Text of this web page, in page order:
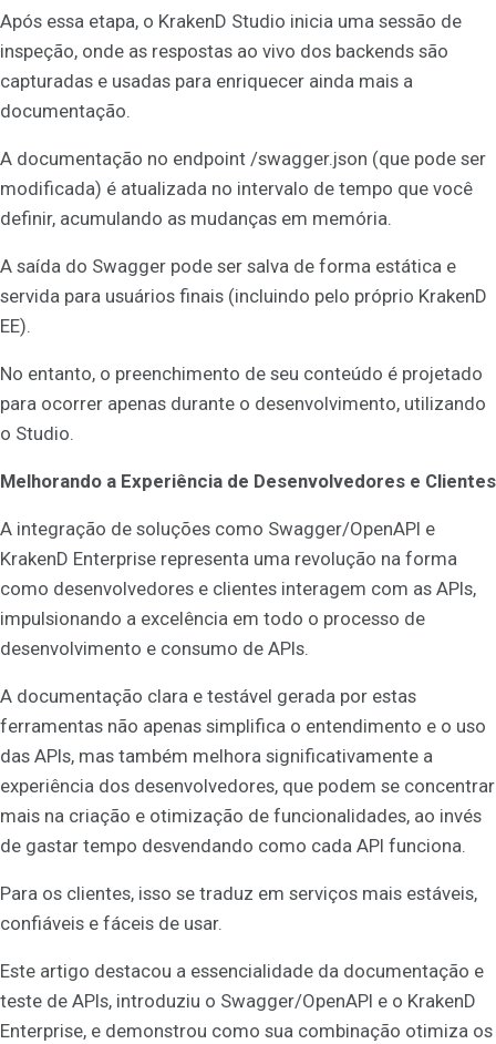
Após essa etapa, o KrakenD Studio inicia uma sessão de
inspeção, onde as respostas ao vivo dos backends são
capturadas e usadas para enriquecer ainda mais a
documentação.
A documentação no endpoint /swagger.json (que pode ser
modificada) é atualizada no intervalo de tempo que você
definir, acumulando as mudanças em memória.
A saída do Swagger pode ser salva de forma estática e
servida para usuários finais (incluindo pelo próprio KrakenD
EE).
No entanto, o preenchimento de seu conteúdo é projetado
para ocorrer apenas durante o desenvolvimento, utilizando
o Studio.
Melhorando a Experiência de Desenvolvedores e Clientes
A integração de soluções como Swagger/OpenAPI e
KrakenD Enterprise representa uma revolução na forma
como desenvolvedores e clientes interagem com as APIs,
impulsionando a excelência em todo o processo de
desenvolvimento e consumo de APIs.
A documentação clara e testável gerada por estas
ferramentas não apenas simplifica o entendimento e o uso
das APIs, mas também melhora significativamente a
experiência dos desenvolvedores, que podem se concentrar
mais na criação e otimização de funcionalidades, ao invés
de gastar tempo desvendando como cada API funciona.
Para os clientes, isso se traduz em serviços mais estáveis,
confiáveis e fáceis de usar.
Este artigo destacou a essencialidade da documentação e
teste de APIs, introduziu o Swagger/OpenAPI e o KrakenD
Enterprise, e demonstrou como sua combinação otimiza os